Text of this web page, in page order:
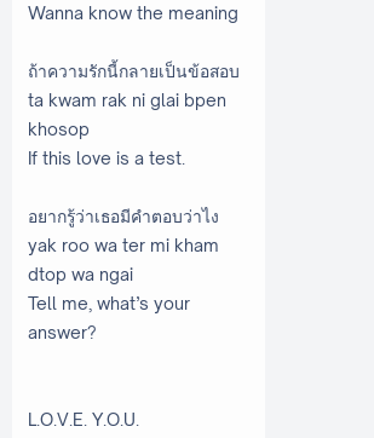
Wanna know the meaning
ถ้าความรักนี้กลายเป็นข้อสอบ
ta kwam rak ni glai bpen
khosop
If this love is a test.
อยากรู้ว่าเธอมีคำตอบว่าไง
yak roo wa ter mi kham
dtop wa ngai
Tell me, what’s your
answer?
L.O.V.E. Y.O.U.